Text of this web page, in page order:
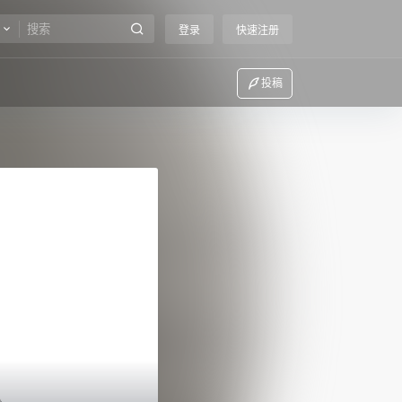
登录 快速注册
投稿